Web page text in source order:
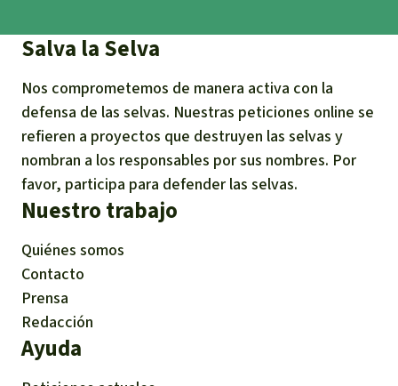
Salva la Selva
Nos comprometemos de manera activa con la
defensa de las selvas. Nuestras peticiones online se
refieren a proyectos que destruyen las selvas y
nombran a los responsables por sus nombres. Por
favor, participa para defender las selvas.
Nuestro trabajo
Quiénes somos
Contacto
Prensa
Redacción
Ayuda